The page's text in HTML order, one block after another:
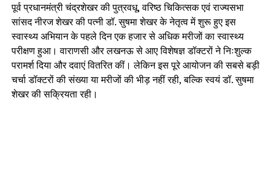
पूर्व प्रधानमंत्री चंद्रशेखर की पुत्रवधू, वरिष्ठ चिकित्सक एवं राज्यसभा
सांसद नीरज शेखर की पत्नी डॉ. सुषमा शेखर के नेतृत्व में शुरू हुए इस
स्वास्थ्य अभियान के पहले दिन एक हजार से अधिक मरीजों का स्वास्थ्य
परीक्षण हुआ। वाराणसी और लखनऊ से आए विशेषज्ञ डॉक्टरों ने निःशुल्क
परामर्श दिया और दवाएं वितरित कीं। लेकिन इस पूरे आयोजन की सबसे बड़ी
चर्चा डॉक्टरों की संख्या या मरीजों की भीड़ नहीं रही, बल्कि स्वयं डॉ. सुषमा
शेखर की सक्रियता रही।